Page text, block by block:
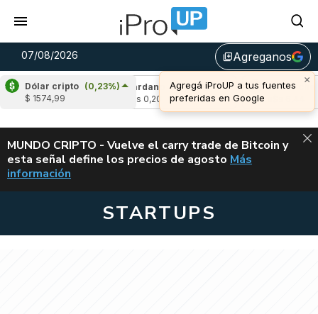
07/08/2026 library_addAgreganos
Dólar cripto (0,23%)
$ 1574,99
Cardano
(-4,53%)
Avalanche (-
u$s 6,44
ALERTA
MUNDO CRIPTO - Vuelve el carry trade de Bitcoin y
esta señal define los precios de agosto VUELVE EL
Más
información
STARTUPS